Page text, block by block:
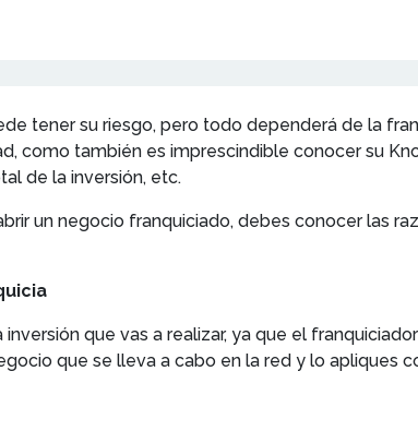
tener su riesgo, pero todo dependerá de la
como también es imprescindible conocer su
de la inversión, etc.
un negocio franquiciado, debes conocer las
que vas a realizar, ya que el
que se lleva a cabo en la red y lo apliques